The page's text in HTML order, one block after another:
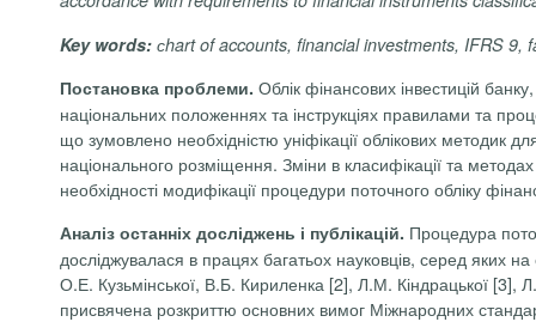
Key words: сhart of accounts, financial investments, IFRS 9,
Постановка проблеми. Облік фінансових інвестицій
національних положеннях та інструкціях правилами та
що зумовлено необхідністю уніфікації облікових методик
національного розміщення. Зміни в класифікації та
необхідності модифікації процедури поточного обліку
Аналіз останніх досліджень і публікацій. Процедура
досліджувалася в працях багатьох науковців, серед яких
О.Е. Кузьмінської, В.Б. Кириленка [2], Л.М. Кіндрацької [3],
присвячена розкриттю основних вимог Міжнародних